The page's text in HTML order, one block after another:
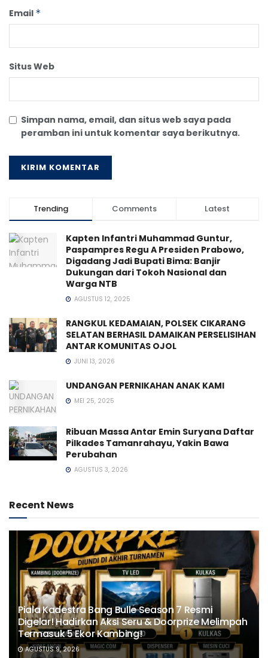
Email *
Situs Web
Simpan nama, email, dan situs web saya pada
peramban ini untuk komentar saya berikutnya.
Trending Comments Latest
Kapten Infantri Muhammad Guntur,
Paspampres Regu A Presiden Prabowo,
Digadang Jadi Bupati Bima: Banjir
Dukungan dari Tokoh Nasional dan
Warga NTB
AGUSTUS 12, 2025
RANGKUL KEDAMAIAN, POLSEK CIKARANG
SELATAN BERHASIL DAMAIKAN PERSELISIHAN
ANTAR KOMUNITAS OJOL
JUNI 13, 2026
UNDANGAN PERNIKAHAN ANAK KAMI
MEI 25, 2025
Ribuan Massa Antar Emin Suryana Daftar
Pilkades Tamanrahayu, Yakin Bawa
Perubahan
AGUSTUS 3, 2026
Recent News
Piala Kadestra Bang Bulle Season 7 Resmi
Digelar! Hadirkan Aksi Seru & Doorprize Melimpah
Termasuk 5 Ekor Kambing!
AGUSTUS 9, 2026